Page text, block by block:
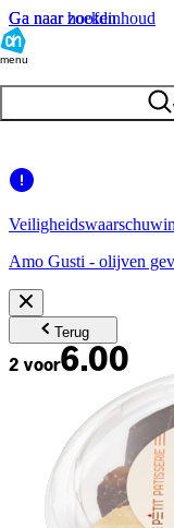
Ga naar hoofdinhoud
Ga naar zoeken
menu
Amo Gusti - olijven
Terug
2 voor6.00